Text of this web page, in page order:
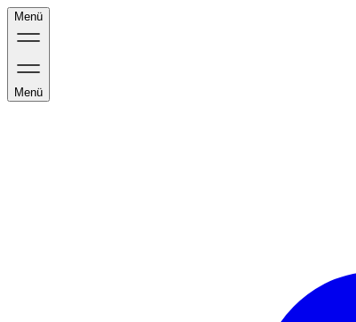
Menü
Menü